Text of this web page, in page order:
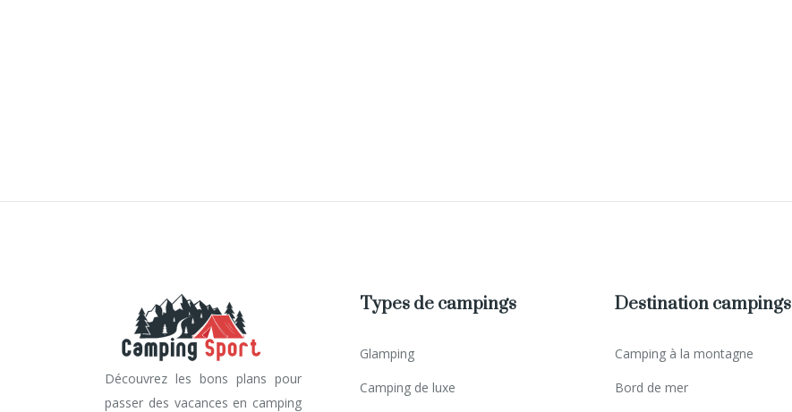
Découvrez les bons plans pour
passer des vacances en camping
Types de campings
Glamping
Camping de luxe
Destination campings
Camping à la montagne
Bord de mer